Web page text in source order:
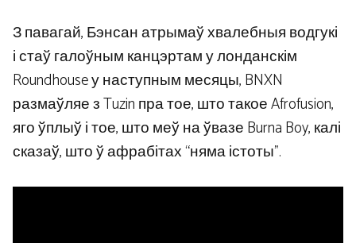
З павагай, Бэнсан атрымаў хвалебныя водгукі
і стаў галоўным канцэртам у лонданскім
Roundhouse у наступным месяцы, BNXN
размаўляе з Tuzin пра тое, што такое Afrofusion,
яго ўплыў і тое, што меў на ўвазе Burna Boy, калі
сказаў, што ў афрабітах “няма істоты”.